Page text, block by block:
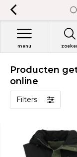
menu
Producten
online
Filters